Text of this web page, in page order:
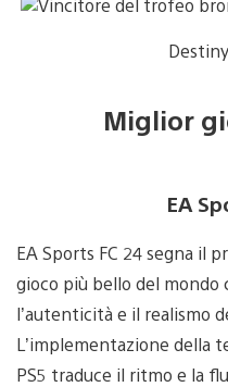
Miglior
EA
EA Sports FC 24 segna il
gioco più bello del
l’autenticità e il realismo
L’implementazione della
PS5 traduce il ritmo e la